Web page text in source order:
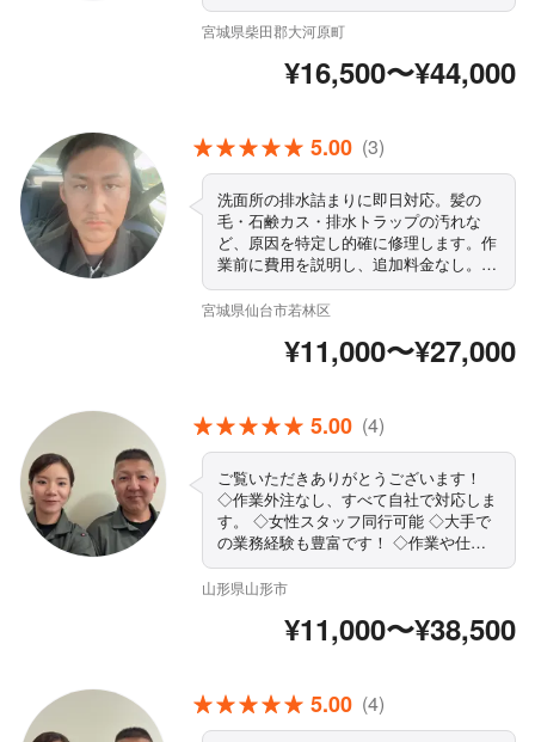
や対応地域外のご予約も相談・対応可能
◇駐車場代当店負担 ご依頼お待ちして
宮城県柴田郡大河原町
¥16,500〜¥44,000
5.00 (3)
洗面所の排水詰まりに即日対応。髪の
毛・石鹸カス・排水トラップの汚れな
ど、原因を特定し的確に修理します。作
業前に費用を説明し、追加料金なし。自
社スタッフが365日対応。お気軽にご相
談ください。
宮城県仙台市若林区
¥11,000〜¥27,000
5.00 (4)
ご覧いただきありがとうございます！
◇作業外注なし、すべて自社で対応しま
す。 ◇女性スタッフ同行可能 ◇大手で
の業務経験も豊富です！ ◇作業や仕上
がりにご不満の場合は、無料で追加対応
いたします。 ◇営業時間外・対応地域
対応します！ぜひ当店にお任せください
まずはお気軽にご相談ください！
山形県山形市
¥11,000〜¥38,500
5.00 (4)